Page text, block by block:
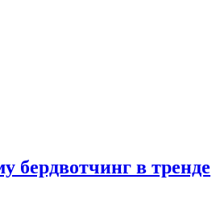
бердвотчинг в тренде